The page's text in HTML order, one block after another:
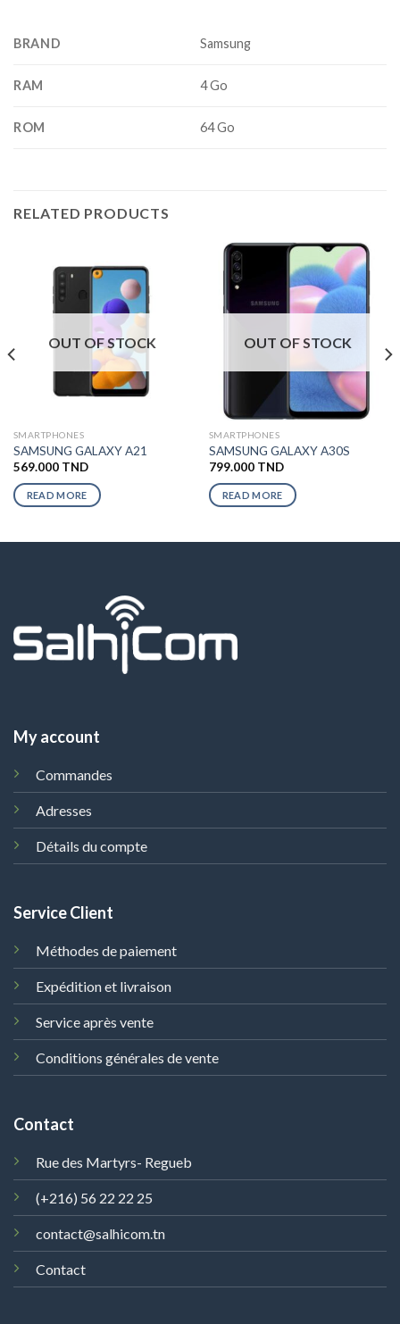
BRAND Samsung
RAM 4 Go
ROM 64 Go
RELATED PRODUCTS
OUT OF STOCK
SMARTPHONES
SAMSUNG GALAXY A21
569.000 TND
READ MORE
OUT OF STOCK
SMARTPHONES
SAMSUNG GALAXY A30S
799.000 TND
READ MORE
My account
Commandes
Adresses
Détails du compte
Service Client
Méthodes de paiement
Expédition et livraison
Service après vente
Conditions générales de vente
Contact
Rue des Martyrs- Regueb
(+216) 56 22 22 25
contact@salhicom.tn
Contact